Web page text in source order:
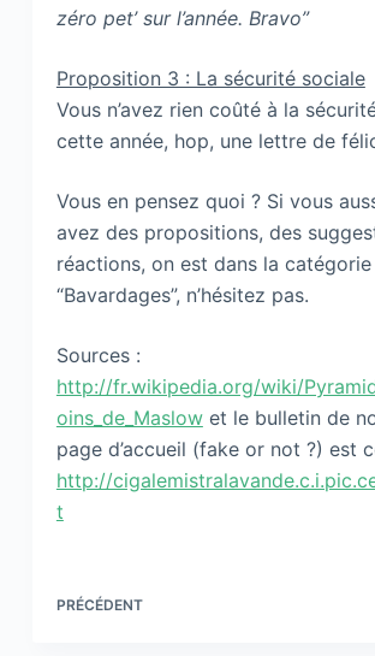
zéro pet’ sur l’année. Bravo”
Proposition 3 : La sécurité sociale
Vous n’avez rien coûté à la
cette année, hop, une lettre de
Vous en pensez quoi ? Si vous
avez des propositions, des
réactions, on est dans la catégorie
“Bavardages”, n’hésitez pas.
Sources :
http://fr.wikipedia.org/wiki/
oins_de_Maslowet le bulletin de
page d’accueil (fake or not ?) est
http://
t
PRÉCÉDENT